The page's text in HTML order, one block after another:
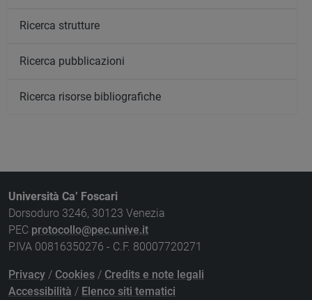
Ricerca strutture
Ricerca pubblicazioni
Ricerca risorse bibliografiche
Università Ca’ Foscari
Dorsoduro 3246, 30123 Venezia
PEC protocollo@pec.unive.it
P.IVA 00816350276 - C.F. 80007720271
Privacy / Cookies / Credits e note legali
Accessibilità / Elenco siti tematici